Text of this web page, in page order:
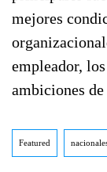
mejores
empleador,
ambiciones
Featured